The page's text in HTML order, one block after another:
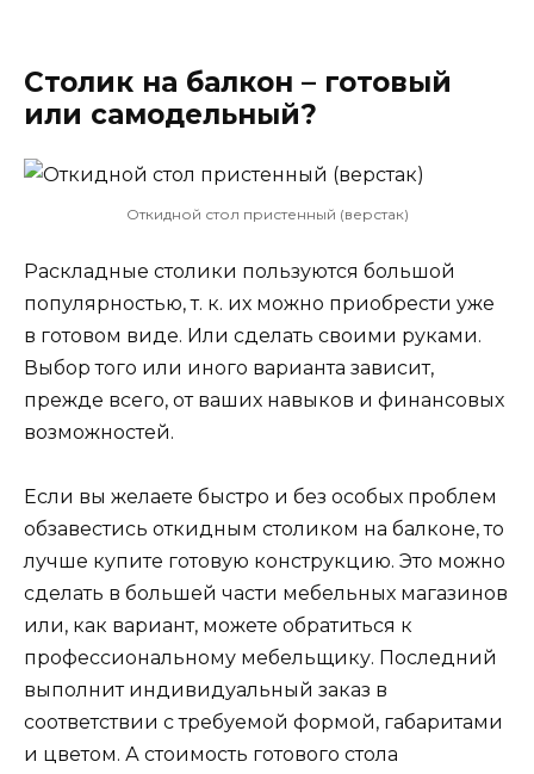
Столик на балкон – готовый
или самодельный?
Откидной стол пристенный (верстак)
Раскладные столики пользуются большой
популярностью, т. к. их можно приобрести уже
в готовом виде. Или сделать своими руками.
Выбор того или иного варианта зависит,
прежде всего, от ваших навыков и финансовых
возможностей.
Если вы желаете быстро и без особых проблем
обзавестись откидным столиком на балконе, то
лучше купите готовую конструкцию. Это можно
сделать в большей части мебельных магазинов
или, как вариант, можете обратиться к
профессиональному мебельщику. Последний
выполнит индивидуальный заказ в
соответствии с требуемой формой, габаритами
и цветом. А стоимость готового стола